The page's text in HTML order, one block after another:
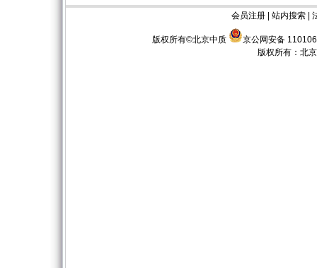
会员注册| 站内搜索|
版权所有©北京中质
京公网安备
版权所有： 北